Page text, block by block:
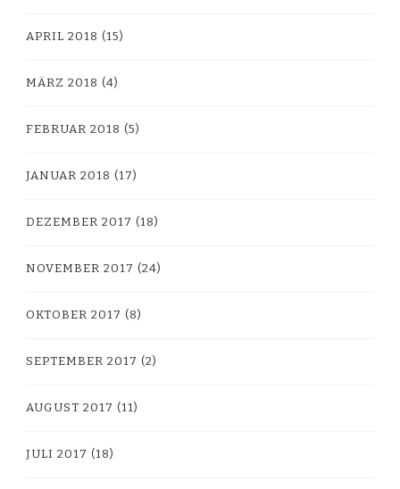
APRIL 2018 (15)
MÄRZ 2018 (4)
FEBRUAR 2018 (5)
JANUAR 2018 (17)
DEZEMBER 2017 (18)
NOVEMBER 2017 (24)
OKTOBER 2017 (8)
SEPTEMBER 2017 (2)
AUGUST 2017 (11)
JULI 2017 (18)